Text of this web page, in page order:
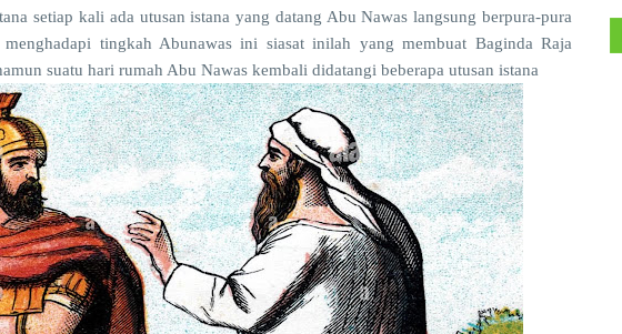
setiap kali ada utusan istana yang datang Abu Nawas langsung berpura-pura
tingkah Abunawas ini siasat inilah yang membuat Baginda Raja
suatu hari rumah Abu Nawas kembali didatangi beberapa utusan istana